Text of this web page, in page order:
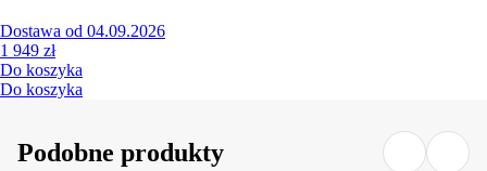
Dostawa od 04.09.2026
1 949 zł
Do koszyka
Do koszyka
Podobne produkty